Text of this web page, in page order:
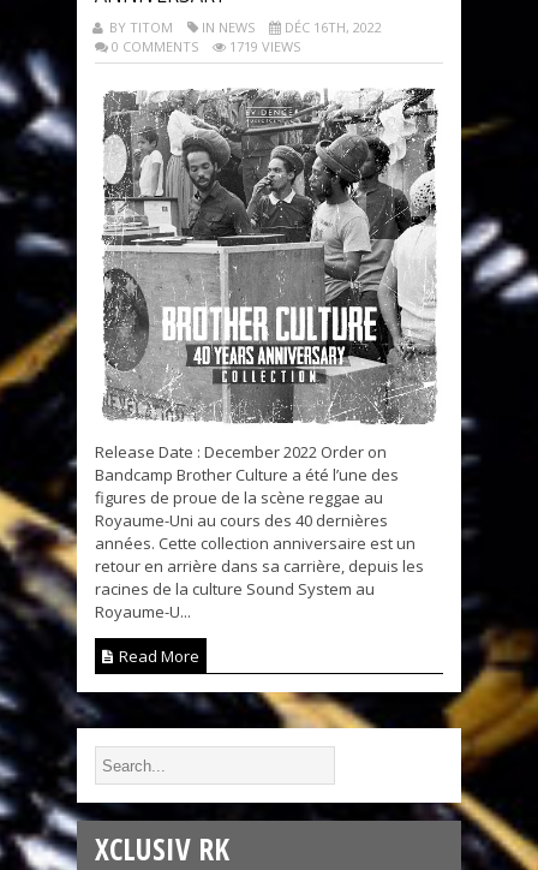
BY TITOM IN NEWS
DÉC 16TH, 2022
0 COMMENTS
1719 VIEWS
Release Date : December 2022 Order on
Bandcamp Brother Culture a été l’une des
figures de proue de la scène reggae au
Royaume-Uni au cours des 40 dernières
années. Cette collection anniversaire est un
retour en arrière dans sa carrière, depuis les
racines de la culture Sound System au
Royaume-U...
Read More
XCLUSIV RK